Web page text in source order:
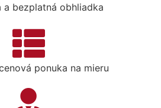
a bezplatná obhliadka
ponuka na mieru